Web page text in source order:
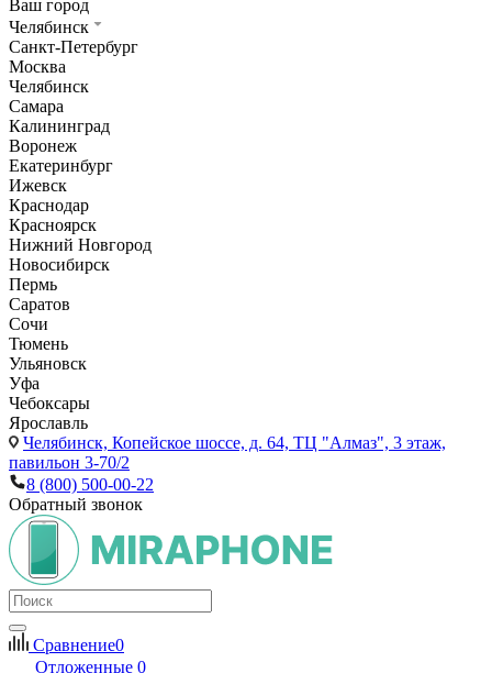
Ваш город
Челябинск
Санкт-Петербург
Москва
Челябинск
Самара
Калининград
Воронеж
Екатеринбург
Ижевск
Краснодар
Красноярск
Нижний Новгород
Новосибирск
Пермь
Саратов
Сочи
Тюмень
Ульяновск
Уфа
Чебоксары
Ярославль
Челябинск, Копейское шоссе, д. 64, ТЦ "Алмаз", 3 этаж,
павильон 3-70/2
8 (800) 500-00-22
Обратный звонок
Сравнение0
Отложенные 0